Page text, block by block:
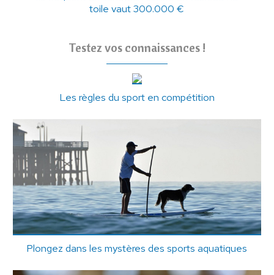
toile vaut 300.000 €
Testez vos connaissances !
Les règles du sport en compétition
Plongez dans les mystères des sports aquatiques